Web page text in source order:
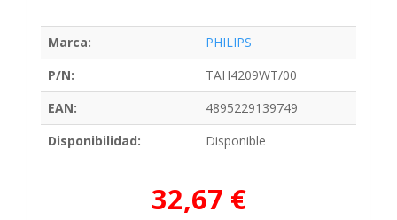
Marca:
PHILIPS
P/N:
TAH4209WT/00
EAN:
4895229139749
Disponibilidad:
Disponible
32,67 €